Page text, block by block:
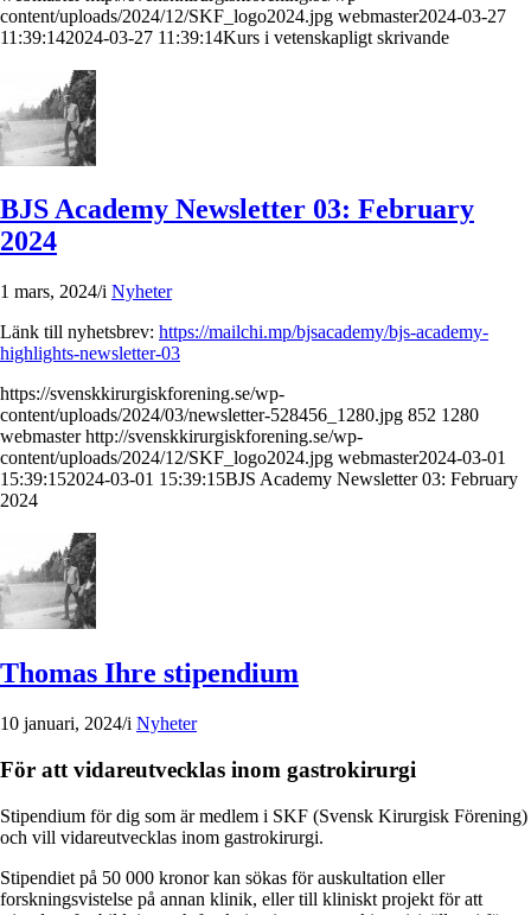
content/uploads/2024/12/SKF_logo2024.jpg webmaster2024-03-27
11:39:142024-03-27 11:39:14Kurs i vetenskapligt skrivande
BJS Academy Newsletter 03: February
2024
1 mars, 2024/i Nyheter
Länk till nyhetsbrev: https://mailchi.mp/bjsacademy/bjs-academy-
highlights-newsletter-03
https://svenskkirurgiskforening.se/wp-
content/uploads/2024/03/newsletter-528456_1280.jpg 852 1280
webmaster http://svenskkirurgiskforening.se/wp-
content/uploads/2024/12/SKF_logo2024.jpg webmaster2024-03-01
15:39:152024-03-01 15:39:15BJS Academy Newsletter 03: February
2024
Thomas Ihre stipendium
10 januari, 2024/i Nyheter
För att vidareutvecklas inom gastrokirurgi
Stipendium för dig som är medlem i SKF (Svensk Kirurgisk Förening)
och vill vidareutvecklas inom gastrokirurgi.
Stipendiet på 50 000 kronor kan sökas för auskultation eller
forskningsvistelse på annan klinik, eller till kliniskt projekt för att